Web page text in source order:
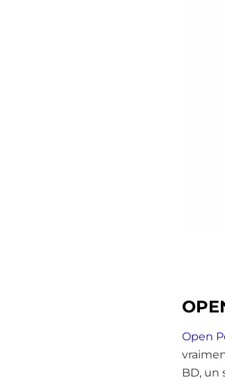
Open
BD, un